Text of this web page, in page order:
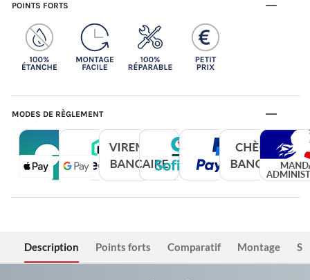
POINTS FORTS
MODES DE RÈGLEMENT
Description Points forts Comparatif Montage